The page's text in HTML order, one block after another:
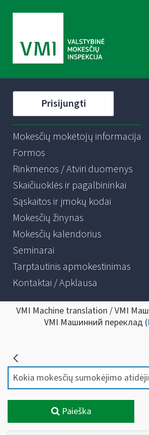
Prisijungti
Mokesčių mokėtojų informacija
Formos
Rinkmenos / Atviri duomenys
Skaičiuoklės ir pagalbininkai
Sąskaitos ir įmokų kodai
Mokesčių žinynas
Mokesčių kalendorius
Seminarai
Tarptautinis apmokestinimas
Kontaktai / Apklausa
VMI Machine translation / VMI
VMI Машинний переклад (
Paieška